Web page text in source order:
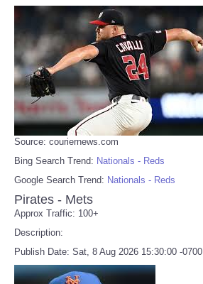
Source: couriernews.com
Bing Search Trend: Nationals - Reds
Google Search Trend: Nationals - Reds
Pirates - Mets
Approx Traffic: 100+
Description:
Publish Date: Sat, 8 Aug 2026 15:30:00 -0700